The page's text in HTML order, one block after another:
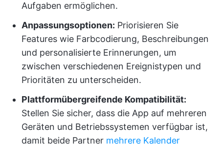
Aufgaben ermöglichen.
Anpassungsoptionen: Priorisieren Sie
Features wie Farbcodierung, Beschreibungen
und personalisierte Erinnerungen, um
zwischen verschiedenen Ereignistypen und
Prioritäten zu unterscheiden.
Plattformübergreifende Kompatibilität:
Stellen Sie sicher, dass die App auf mehreren
Geräten und Betriebssystemen verfügbar ist,
damit beide Partner mehrere Kalender